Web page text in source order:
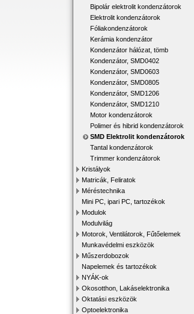
Bipolár elektrolit kondenzátorok
Elektrolit kondenzátorok
Fóliakondenzátorok
Kerámia kondenzátor
Kondenzátor hálózat, tömb
Kondenzátor, SMD0402
Kondenzátor, SMD0603
Kondenzátor, SMD0805
Kondenzátor, SMD1206
Kondenzátor, SMD1210
Motor kondenzátorok
Polimer és hibrid kondenzátorok
SMD Elektrolit kondenzátorok
Tantal kondenzátorok
Trimmer kondenzátorok
Kristályok
Matricák, Feliratok
Méréstechnika
Mini PC, ipari PC, tartozékok
Modulok
Modulvilág
Motorok, Ventilátorok, Fűtőelemek
Munkavédelmi eszközök
Műszerdobozok
Napelemek és tartozékok
NYÁK-ok
Okosotthon, Lakáselektronika
Oktatási eszközök
Optoelektronika